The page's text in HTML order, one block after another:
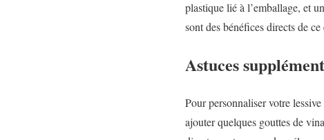
plastique lié à l’emballage, et
sont des bénéfices directs de
Astuces
Pour personnaliser votre
ajouter quelques gouttes de